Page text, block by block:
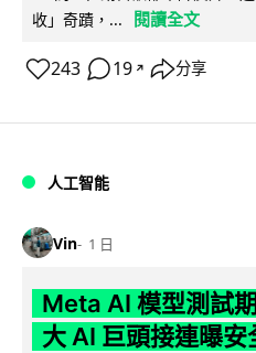
收」奇蹟，...
閱讀全文
243 19 ↗ 分享
人工智能
Vin 1 日
Meta AI 模型測試
大 AI 巨頭接連曝安